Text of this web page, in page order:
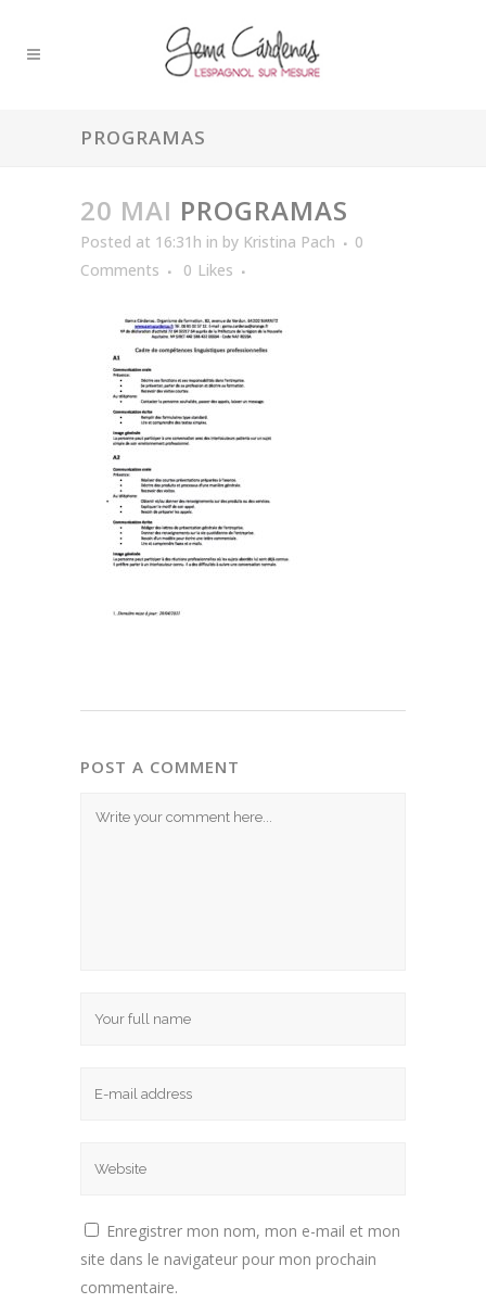
PROGRAMAS
20 MAI PROGRAMAS
Posted at 16:31h in by Kristina Pach
0
Comments
0 Likes
POST A COMMENT
Enregistrer mon nom, mon e-mail et mon
site dans le navigateur pour mon prochain
commentaire.